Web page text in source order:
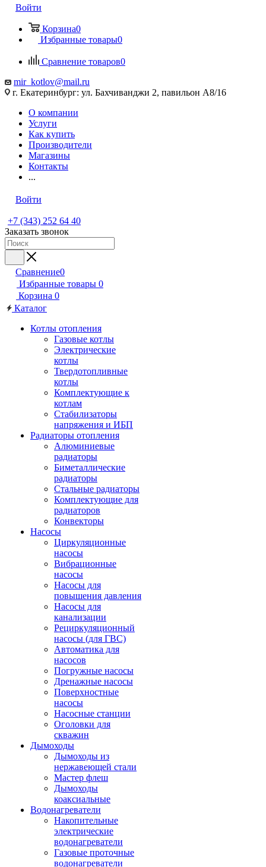
Войти
Корзина0
Избранные товары0
Сравнение товаров0
mir_kotlov@mail.ru
г. Екатеринбург: ул. Бахчиванджи 2, павильон А8/16
О компании
Услуги
Как купить
Производители
Магазины
Контакты
...
Войти
+7 (343) 252 64 40
Заказать звонок
Сравнение0
Избранные товары 0
Корзина 0
Каталог
Котлы отопления
Газовые котлы
Электрические
котлы
Твердотопливные
котлы
Комплектующие к
котлам
Стабилизаторы
напряжения и ИБП
Радиаторы отопления
Алюминиевые
радиаторы
Биметаллические
радиаторы
Стальные радиаторы
Комплектующие для
радиаторов
Конвекторы
Насосы
Циркуляционные
насосы
Вибрационные
насосы
Насосы для
повышения давления
Насосы для
канализации
Рециркуляционный
насосы (для ГВС)
Автоматика для
насосов
Погружные насосы
Дренажные насосы
Поверхностные
насосы
Насосные станции
Оголовки для
скважин
Дымоходы
Дымоходы из
нержавеющей стали
Мастер флеш
Дымоходы
коаксиальные
Водонагреватели
Накопительные
электрические
водонагреватели
Газовые проточные
водонагреватели